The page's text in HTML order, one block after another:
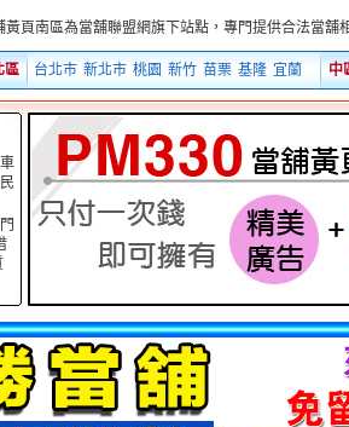
舖聯盟網旗下站點，專門提供合法當舖相關的當
區 台北市 新北市 桃園 新竹 苗栗 基隆 宜蘭 中